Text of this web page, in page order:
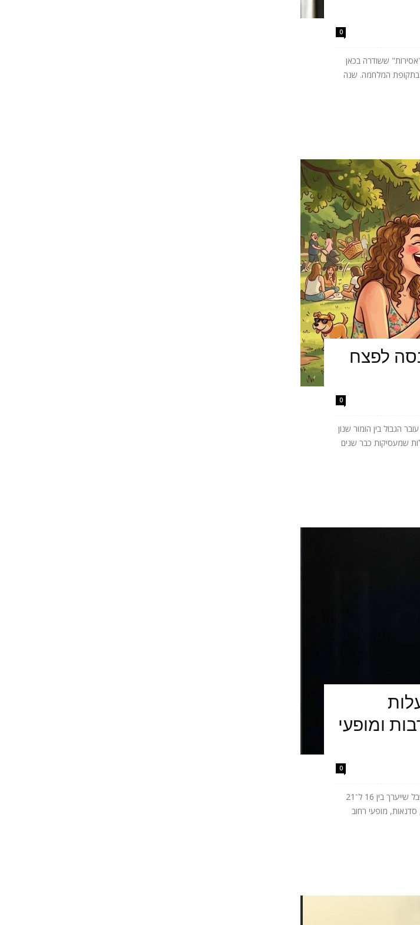
0
ששודרה בכאן
בתקופת המלחמה. שנה
לפצח
0
הגבול בין הומור שנון
שמעסיקות כבר שנים
ומופעי
0
אתניקס, טונה, ישי ריבו, אושר כהן, יובל המבולבל, מני ממטרה ועוד יופיעו בפסטיבל שייערך בין 16 ל־21
מופעי רחוב